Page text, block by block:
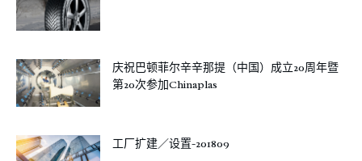
庆祝巴顿菲尔辛辛那提（中国）成立20周年暨
第20次参加Chinaplas
工厂扩建／设置-201809